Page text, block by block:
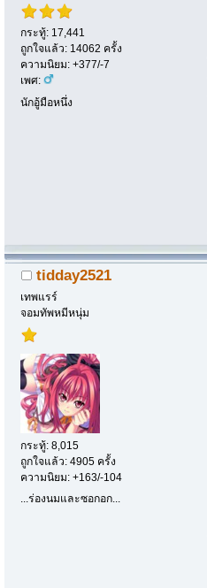
กระทู้: 17,441
ถูกใจแล้ว: 14062 ครั้ง
ความนิยม: +377/-7
เพศ:
นักอู้มือหนึ่ง
tidday2521
เทพแรร์
จอมทัพหมีหนุ่ม
กระทู้: 8,015
ถูกใจแล้ว: 4905 ครั้ง
ความนิยม: +163/-104
...ร่องนมและซอกอก...